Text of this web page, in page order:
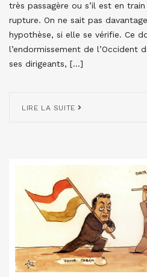
très passagère ou s’il est en
rupture. On ne sait pas
hypothèse, si elle se vérifie. Ce
l’endormissement de l’Occident
ses dirigeants, […]
LIRE LA SUITE